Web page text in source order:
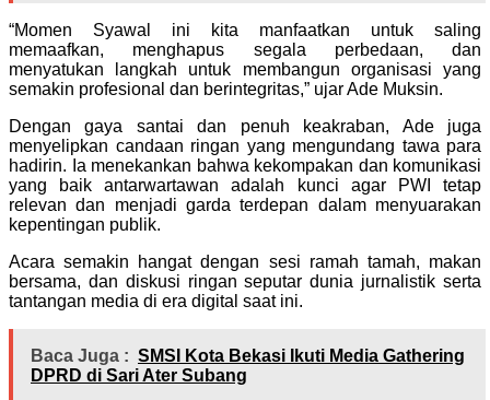
“Momen Syawal ini kita manfaatkan untuk saling
memaafkan, menghapus segala perbedaan, dan
menyatukan langkah untuk membangun organisasi yang
semakin profesional dan berintegritas,” ujar Ade Muksin.
Dengan gaya santai dan penuh keakraban, Ade juga
menyelipkan candaan ringan yang mengundang tawa para
hadirin. Ia menekankan bahwa kekompakan dan komunikasi
yang baik antarwartawan adalah kunci agar PWI tetap
relevan dan menjadi garda terdepan dalam menyuarakan
kepentingan publik.
Acara semakin hangat dengan sesi ramah tamah, makan
bersama, dan diskusi ringan seputar dunia jurnalistik serta
tantangan media di era digital saat ini.
Baca Juga : SMSI Kota Bekasi Ikuti Media Gathering
DPRD di Sari Ater Subang